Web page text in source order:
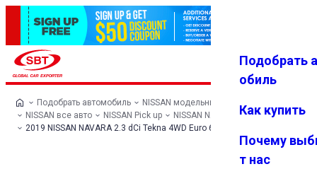
Избранн
Меню
Подобрать
обиль
Как купить
Почему
т нас
Подобрать автомобиль
NISSAN модельный ряд
NISSAN все авто
NISSAN Pick up
NISSAN NAVARA
2019 NISSAN NAVARA 2.3 dCi Tekna 4WD Euro 6 (s/s) 4dr